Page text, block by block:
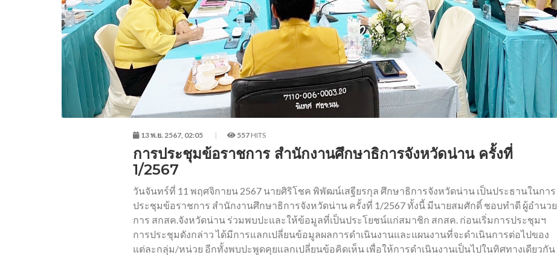
13 พ.ย. 2567, 02:05 557 HITS
การประชุมข้อราชการ สำนักงานศึกษาธิการจังหวัดน่าน ครั้งที่
1/2567
วันจันทร์ที่ 11 พฤศจิกายน 2567 นายศิริโชค พิพัฒน์เสฐียรกุล ศึกษาธิการจังหวัดน่าน เป็นประธานในการ
ประชุมข้อราชการ สำนักงานศึกษาธิการจังหวัดน่าน ครั้งที่ 1/2567 ทั้งนี้ มีนายสมศักดิ์ ชอบทำดี ผู้อำนวย
การ สกสค.จังหวัดน่าน ร่วมพบปะและให้ข้อมูลที่เป็นประโยชน์แก่สมาชิก สกสค. ก่อนเริ่มการประชุมฯ
การประชุมดังกล่าว ได้มีการแลกเปลี่ยนข้อมูลผลการดำเนินงานและแผนงานที่จะดำเนินการต่อไปของ
แต่ละกลุ่ม/หน่วย อีกทั้งพบปะพูดคุยแลกเปลี่ยนข้อคิดเห็น เพื่อให้การดำเนินงานเป็นไปในทิศทางเดียวกัน